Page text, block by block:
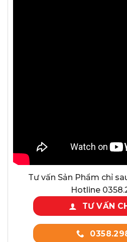
Tư vấn Sản Phẩm chỉ
Hotline
TƯ VẤN